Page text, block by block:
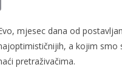
p
y
mjesec dana od
a kojim smo
pretraživačima.